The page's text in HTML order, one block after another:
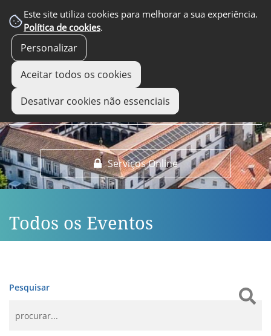
Este site utiliza cookies para melhorar a sua experiência.
Política de cookies.
Personalizar
Aceitar todos os cookies
Desativar cookies não essenciais
Serviços Online
EM DESTAQUE
Todos os Eventos
Pesquisar